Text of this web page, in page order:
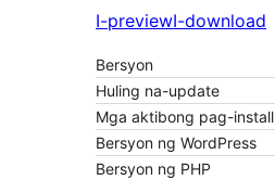
I-previewI-download
Bersyon
Huling na-update
Mga aktibong pag-install
Bersyon ng WordPress
Bersyon ng PHP